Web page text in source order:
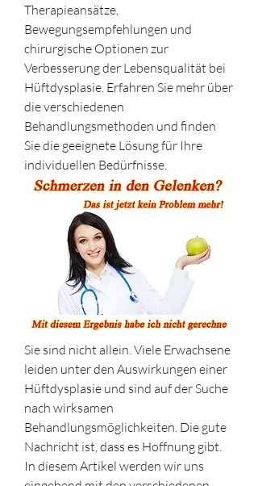
Therapieansätze,
Bewegungsempfehlungen und
chirurgische Optionen zur
Verbesserung der Lebensqualität bei
Hüftdysplasie. Erfahren Sie mehr über
die verschiedenen
Behandlungsmethoden und finden
Sie die geeignete Lösung für Ihre
individuellen Bedürfnisse.
Sie sind nicht allein. Viele Erwachsene
leiden unter den Auswirkungen einer
Hüftdysplasie und sind auf der Suche
nach wirksamen
Behandlungsmöglichkeiten. Die gute
Nachricht ist, dass es Hoffnung gibt.
In diesem Artikel werden wir uns